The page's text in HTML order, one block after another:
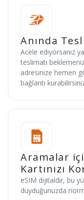
Anında
Acele ediyorsanız
teslimatı
adresinize hemen
bağlantı
Aramalar
Kartınızı
eSIM dijitaldir, bu
duyduğunuzda